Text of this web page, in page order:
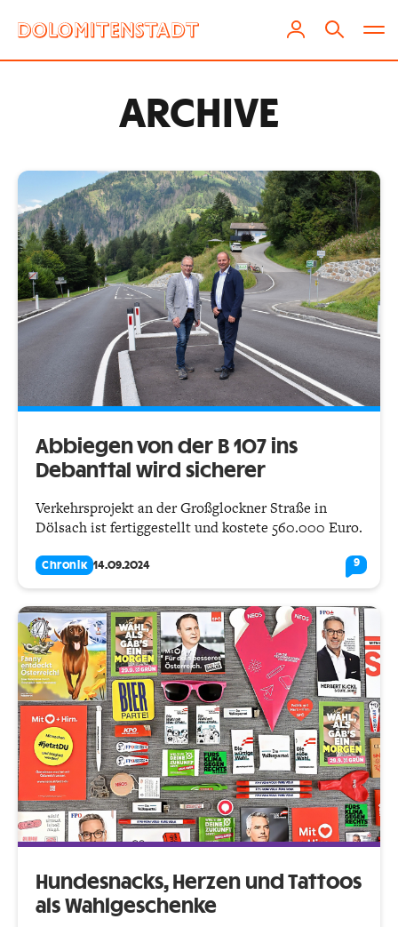
ARCHIVE
Abbiegen von der B 107 ins
Debanttal wird sicherer
Verkehrsprojekt an der Großglockner Straße in
Dölsach ist fertiggestellt und kostete 560.000 Euro.
Chronik 14.09.2024 9
Hundesnacks, Herzen und Tattoos
als Wahlgeschenke